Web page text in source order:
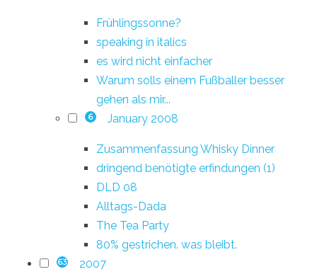
Frühlingssonne?
speaking in italics
es wird nicht einfacher
Warum solls einem Fußballer besser
gehen als mir...
6 January 2008
Zusammenfassung Whisky Dinner
dringend benötigte erfindungen (1)
DLD 08
Alltags-Dada
The Tea Party
80% gestrichen. was bleibt.
63 2007